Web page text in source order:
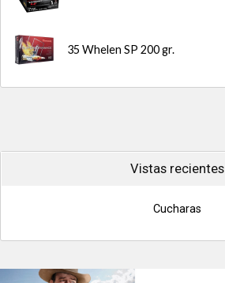
35 Whelen SP 200 gr.
Vistas recientes
Cucharas